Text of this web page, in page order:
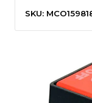
SKU: